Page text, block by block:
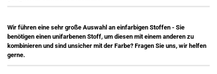
Wir führen eine sehr große Auswahl an einfarbigen Stoffen - Sie
benötigen einen unifarbenen Stoff, um diesen mit einem anderen zu
kombinieren und sind unsicher mit der Farbe? Fragen Sie uns, wir helfen
gerne.